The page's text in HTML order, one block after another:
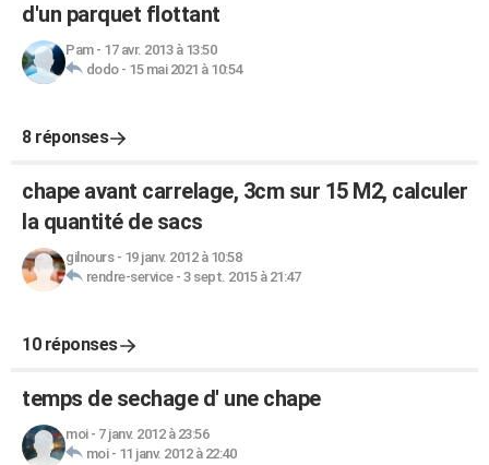
d'un parquet flottant
Pam- 17 avr. 2013 à 13:50
dodo- 15 mai 2021 à 10:54
8 réponses
chape avant carrelage, 3cm sur 15 M2, calculer
la quantité de sacs
gilnours- 19 janv. 2012 à 10:58
rendre-service- 3 sept. 2015 à 21:47
10 réponses
temps de sechage d' une chape
moi- 7 janv. 2012 à 23:56
moi- 11 janv. 2012 à 22:40